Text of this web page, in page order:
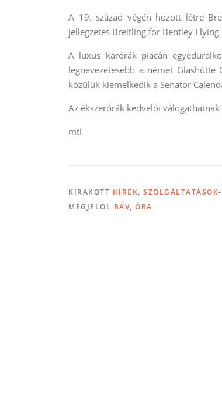
A 19. század végén hozott létre
jellegzetes Breitling for Bentley
A luxus karórák piacán
legnevezetesebb a német
közülük kiemelkedik a Senator
Az ékszerórák kedvelői
mti
KIRAKOTT HÍREK, SZOLGÁLTATÁSOK
MEGJELÖL BÁV, ÓRA